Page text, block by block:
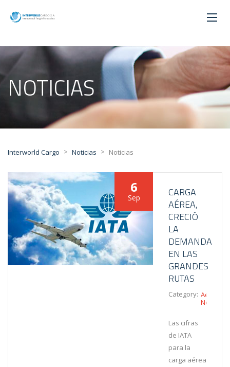
NOTICIAS
Interworld Cargo > Noticias > Noticias
6
Sep
CARGA
AÉREA,
CRECIÓ
LA
DEMANDA
EN LAS
GRANDES
RUTAS
Category: Aéreo
Noticias
Las cifras
de IATA
para la
carga aérea